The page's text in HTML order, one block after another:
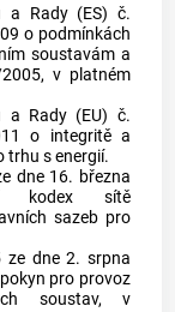
a Rady (ES) č.
o podmínkách
soustavám a
v platném
a Rady (EU) č.
o integritě a
trhu s energií.
dne 16. března
kodex sítě
sazeb pro
ze dne 2. srpna
pro provoz
soustav, v